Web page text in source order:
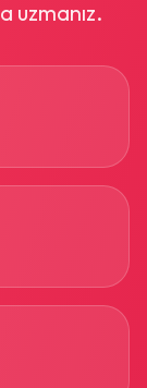
uzmanız.